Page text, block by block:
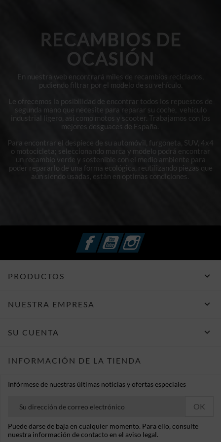
RECAMBIOS DE
OCASIÓN
En nuestra web encontrará miles de recambios reciclados,
pudiendo filtrar por el modelo de su vehículo.
Le ofrecemos la posibilidad de encontrar todos los repuestos de
segunda mano que necesite para reparar su coche, vehículo
industrial ligero, así como motos y scooter. Trabajamos con los
mejores desguaces de España.
Para encontrar el despiece de su automóvil, furgoneta, SUV, 4x4
o motocicleta; seleccionando marca y modelo podrá encontrar
un recambio verde y sostenible con el medio ambiente para
poder repararlo de una forma ecológica, reutilizando piezas que
aún siendo usadas, están en optimas condiciones.
FacebookYouTubeInstagram
PRODUCTOS 
NUESTRA EMPRESA 
SU CUENTA 
INFORMACIÓN DE LA TIENDA
Infórmese de nuestras últimas noticias y ofertas especiales
Puede darse de baja en cualquier momento. Para ello, consulte
nuestra información de contacto en el aviso legal.